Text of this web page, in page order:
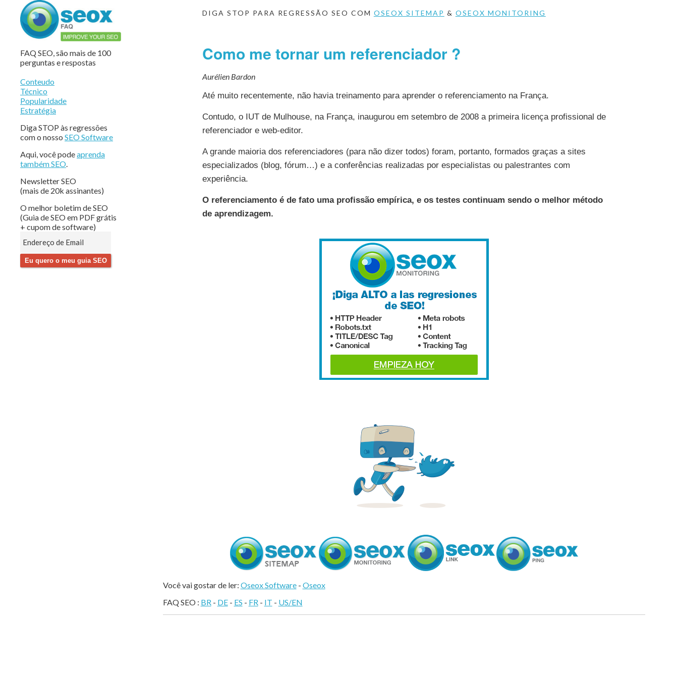
FAQ SEO, são mais de 100
perguntas e respostas
Conteudo
Técnico
Popularidade
Estratégia
Diga STOP às regressões
com o nosso SEO Software
Aqui, você podeaprenda
também SEO.
Newsletter SEO
(mais de 20k assinantes)
O melhor boletim de SEO
(Guia de SEO em PDF grátis
+ cupom de software)
Eu quero o meu guia SEO
DIGA STOP PARA REGRESSÃO SEO COM OSEOX SITEMAP & OSEOX MONITORING
Como me tornar um referenciador ?
Aurélien Bardon
Até muito recentemente, não havia treinamento para aprender o referenciamento na França.
Contudo, o IUT de Mulhouse, na França, inaugurou em setembro de 2008 a primeira licença profissional de
referenciador e web-editor.
A grande maioria dos referenciadores (para não dizer todos) foram, portanto, formados graças a sites
especializados (blog, fórum…) e a conferências realizadas por especialistas ou palestrantes com
experiência.
O referenciamento é de fato uma profissão empírica, e os testes continuam sendo o melhor método
de aprendizagem.
Você vai gostar de ler: Oseox Software- Oseox
FAQ SEO : BR- DE- ES - FR- IT - US/EN